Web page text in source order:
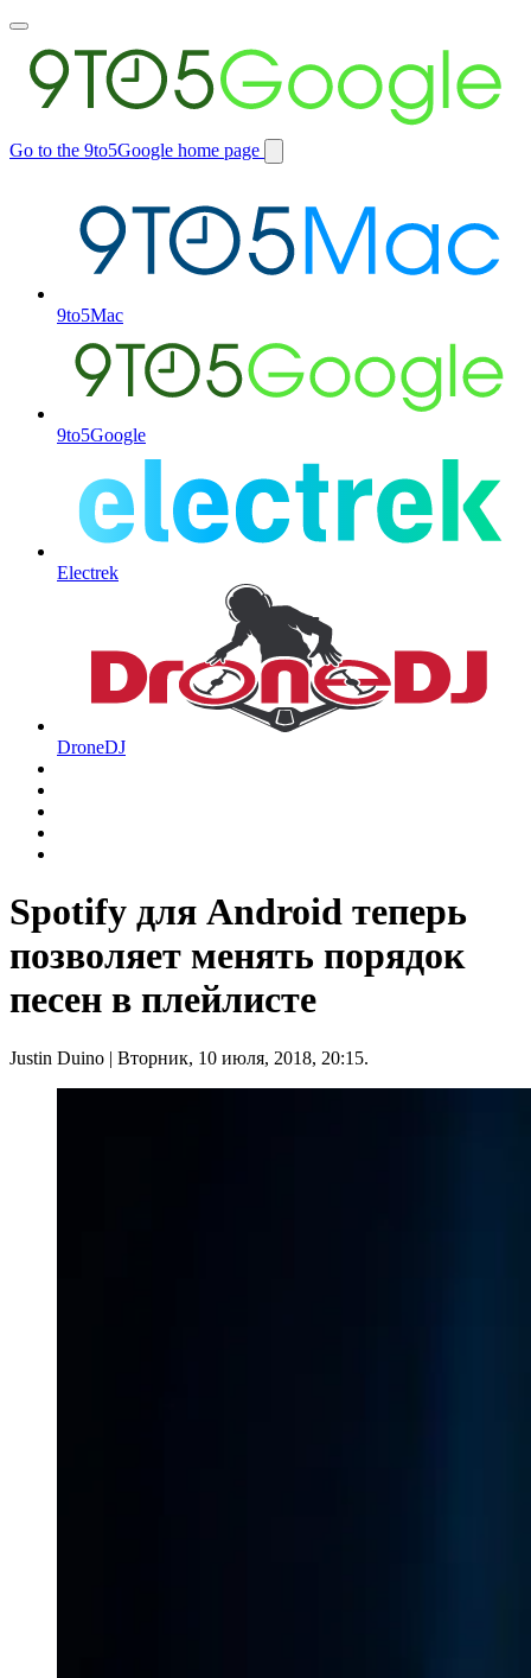
Toggle
main
menu
Go to the 9to5Google home page
Switch
9to5Mac
9to5Google
Electrek
DroneDJ
Spotify для Android теперь
позволяет менять порядок
песен в плейлисте
Justin Duino | Вторник, 10 июля, 2018, 20:15.